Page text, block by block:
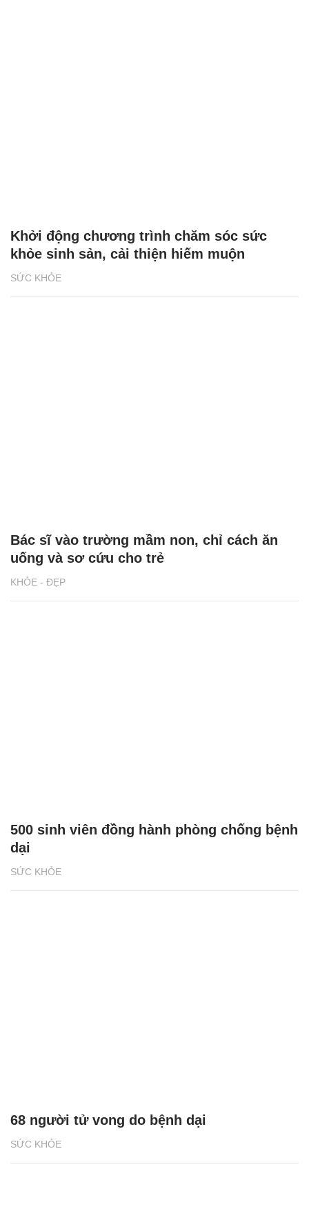
SỨC KHỎE
Khởi động chương trình chăm sóc sức
khỏe sinh sản, cải thiện hiếm muộn
KHỎE - ĐẸP
Bác sĩ vào trường mầm non, chỉ cách ăn
uống và sơ cứu cho trẻ
SỨC KHỎE
500 sinh viên đồng hành phòng chống bệnh
dại
SỨC KHỎE
68 người tử vong do bệnh dại